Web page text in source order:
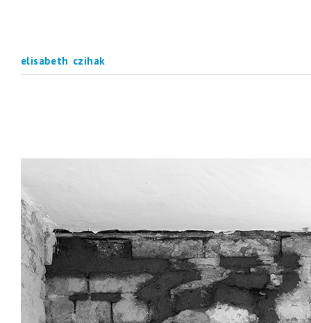
elisabeth czihak